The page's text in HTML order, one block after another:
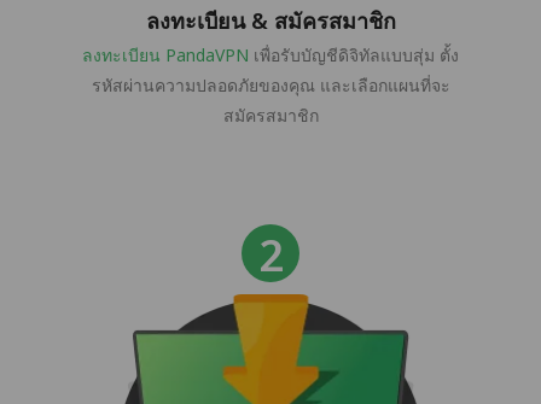
ลงทะเบียน & สมัครสมาชิก
ลงทะเบียน PandaVPN เพื่อรับบัญชีดิจิทัลแบบสุ่ม ตั้ง
รหัสผ่านความปลอดภัยของคุณ และเลือกแผนที่จะ
สมัครสมาชิก